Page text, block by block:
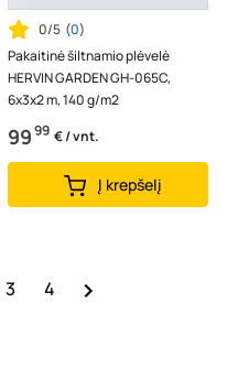
0/5 (0)
Pakaitinė šiltnamio plėvelė
HERVIN GARDEN GH-065C,
6x3x2 m, 140 g/m2
9999 € / vnt.
Į krepšelį
3 4